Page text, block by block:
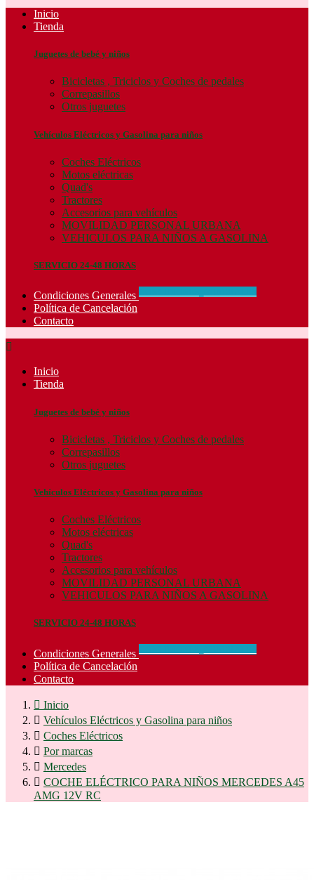
Inicio
Tienda
Juguetes de bebé y niños
Bicicletas , Triciclos y Coches de pedales
Correpasillos
Otros juguetes
Vehículos Eléctricos y Gasolina para niños
Coches Eléctricos
Motos eléctricas
Quad's
Tractores
Accesorios para vehículos
MOVILIDAD PERSONAL URBANA
VEHICULOS PARA NIÑOS A GASOLINA
SERVICIO 24-48 HORAS
Condiciones Generales
Política de Cancelación
Contacto

Inicio
Tienda
Juguetes de bebé y niños
Bicicletas , Triciclos y Coches de pedales
Correpasillos
Otros juguetes
Vehículos Eléctricos y Gasolina para niños
Coches Eléctricos
Motos eléctricas
Quad's
Tractores
Accesorios para vehículos
MOVILIDAD PERSONAL URBANA
VEHICULOS PARA NIÑOS A GASOLINA
SERVICIO 24-48 HORAS
Condiciones Generales
Política de Cancelación
Contacto
 Inicio
 Vehículos Eléctricos y Gasolina para niños
 Coches Eléctricos
 Por marcas
 Mercedes
 COCHE ELÉCTRICO PARA NIÑOS MERCEDES A45
AMG 12V RC